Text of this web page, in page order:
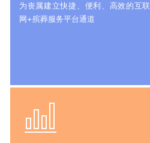
为丧属建立快捷、便利、高效的互联
网+殡葬服务平台通道